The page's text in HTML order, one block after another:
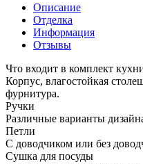
Описание
Отделка
Информация
Отзывы
Что входит в комплект
Корпус, влагостойкая
фурнитура.
Ручки
Различные варианты
Петли
С доводчиком или без
Сушка для посуды